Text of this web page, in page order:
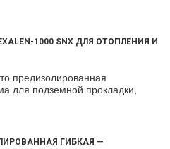
1000 SNX ДЛЯ ОТОПЛЕНИЯ И
предизолированная
для подземной прокладки,
ГИБКАЯ —